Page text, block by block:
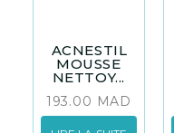
ACNESTIL
MOUSSE
NETTOY...
193.00 MAD